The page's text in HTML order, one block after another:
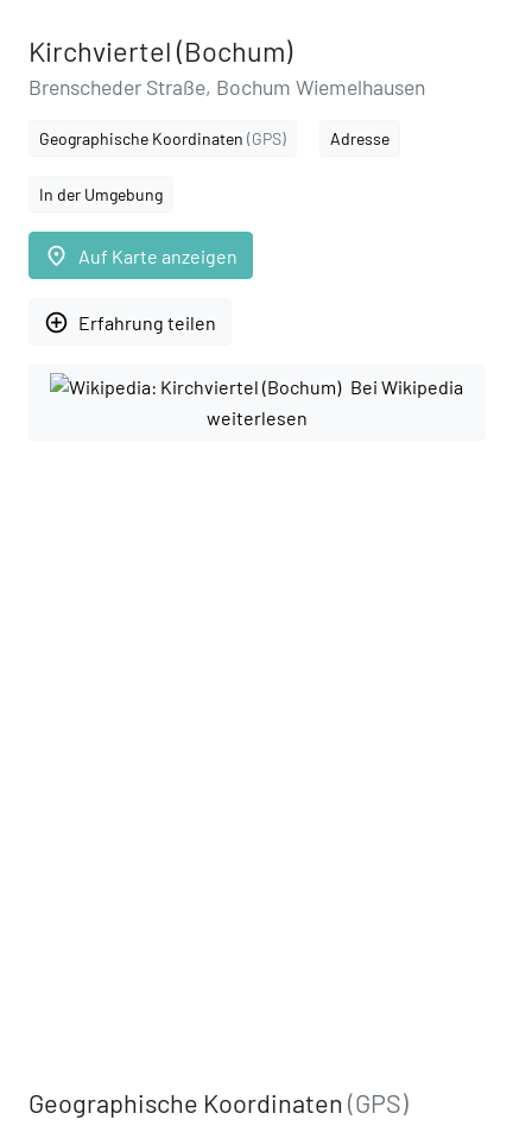
Kirchviertel (Bochum)
Brenscheder Straße, Bochum Wiemelhausen
Geographische Koordinaten (GPS) Adresse
In der Umgebung
place Auf Karte anzeigen
add_circle_outline Erfahrung teilen
Bei Wikipedia
weiterlesen
Geographische Koordinaten(GPS)